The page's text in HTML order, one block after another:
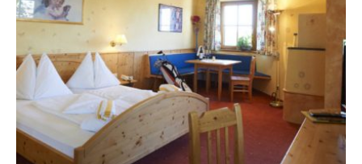
Bei uns können Wanderer & Spaziergänger täglich
Hochgefühle entwickeln. Denn die traumhaften
Hügellandschaften und Bergwelten bieten unzählige Touren.
Vom wunderschönen Spaziergang über ausgedehntere
Wanderungen, sportliche Walkingrouten für jede
Könnensstufe bis hinauf in die Felsregionen. Einige Toren
gehen direkt von unserem Haus weg, andere liegen nur
wenige Kilometer entfernt.